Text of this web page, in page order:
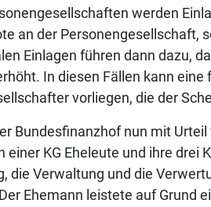
werden
an der Personengesellschaft,
Einlagen führen dann dazu,
In diesen Fällen kann
vorliegen, die der
Bundesfinanzhof nun mit
einer KG Eheleute und ihre drei
die Verwaltung und die
Ehemann leistete auf Grund